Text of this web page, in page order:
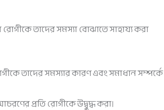
রোগীকে তাদের সমস্যা বোঝাতে সাহায্য করা
তাদের সমস্যার কারণ এবং সমাধান সম্পর্কে
প্রতি রোগীকে উদ্বুদ্ধ করা।